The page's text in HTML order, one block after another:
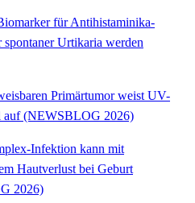
für Antihistaminika-
spontaner Urtikaria werden
Primärtumor weist UV-
auf (NEWSBLOG 2026)
Infektion kann mit
Hautverlust bei Geburt
2026)